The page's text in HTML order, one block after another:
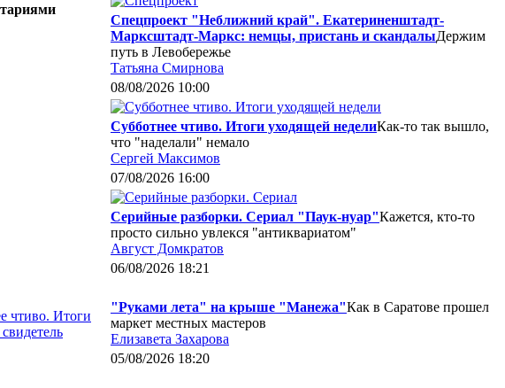
чтиво. Итоги
Спецпроект "Неближний край". Екатериненштадт-
Марксштадт-Маркс: немцы, пристань и скандалыДержим
путь в Левобережье
Татьяна Смирнова
08/08/2026 10:00
Субботнее чтиво. Итоги уходящей неделиКак-то так вышло,
что "наделали" немало
Сергей Максимов
07/08/2026 16:00
Серийные разборки. Сериал "Паук-нуар"Кажется, кто-то
просто сильно увлекся "антиквариатом"
Август Домкратов
06/08/2026 18:21
"Руками лета" на крыше "Манежа"Как в Саратове прошел
маркет местных мастеров
Елизавета Захарова
05/08/2026 18:20